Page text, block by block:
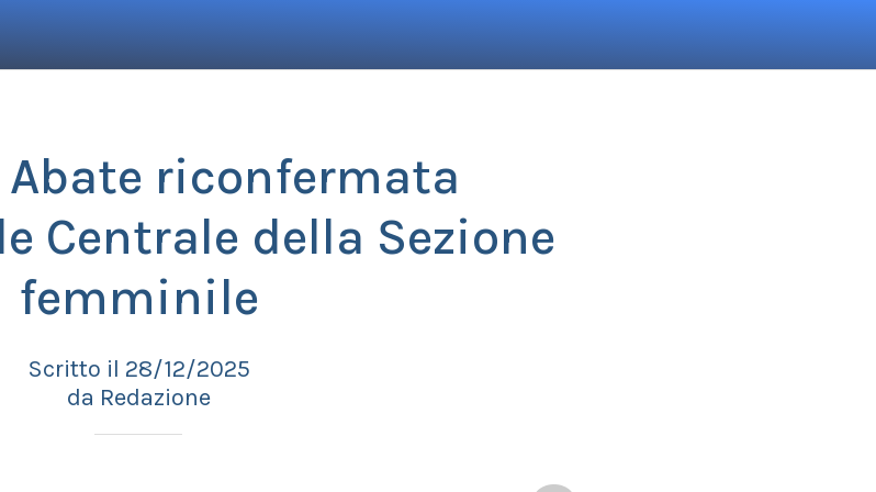
riconfermata
Centrale della Sezione
femminile
Scritto il 28/12/2025
da Redazione